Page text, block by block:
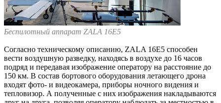
Беспилотный аппарат ZALA 16E5
Согласно техническому описанию, ZALA 16E5 способен
вести воздушную разведку, находясь в воздухе до 16 часов
подряд и передавая изображение оператору на расстояние до
150 км. В состав бортового оборудования летающего дрона
входят фото- и видеокамера, приборы ночного видения и
тепловизор. А полученные с них изображения накладываются